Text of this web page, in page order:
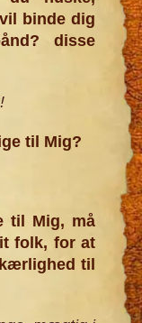
binde dig
disse
til Mig?
til Mig, må
folk, for at
til